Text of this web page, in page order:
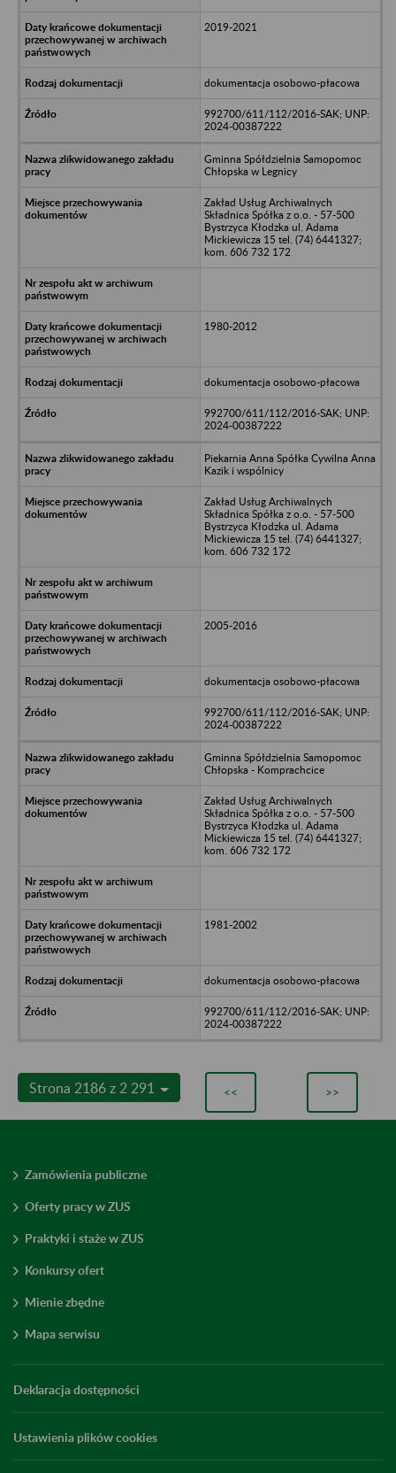
2019-2021
dokumentacja osobowo-płacowa
992700/611/112/2016-SAK; UNP:
2024-00387222
Gminna Spółdzielnia Samopomoc
Chłopska w Legnicy
Zakład Usług Archiwalnych
Składnica Spółka z o.o. - 57-500
Bystrzyca Kłodzka ul. Adama
Mickiewicza 15 tel. (74) 6441327;
kom. 606 732 172
1980-2012
dokumentacja osobowo-płacowa
992700/611/112/2016-SAK; UNP:
2024-00387222
Piekarnia Anna Spółka Cywilna Anna
Kazik i wspólnicy
Zakład Usług Archiwalnych
Składnica Spółka z o.o. - 57-500
Bystrzyca Kłodzka ul. Adama
Mickiewicza 15 tel. (74) 6441327;
kom. 606 732 172
2005-2016
dokumentacja osobowo-płacowa
992700/611/112/2016-SAK; UNP:
2024-00387222
Gminna Spółdzielnia Samopomoc
Chłopska - Komprachcice
Zakład Usług Archiwalnych
Składnica Spółka z o.o. - 57-500
Bystrzyca Kłodzka ul. Adama
Mickiewicza 15 tel. (74) 6441327;
kom. 606 732 172
1981-2002
dokumentacja osobowo-płacowa
992700/611/112/2016-SAK; UNP:
2024-00387222
Strona 2186 z 2 291 << >>
Zamówienia publiczne
Oferty pracy w ZUS
Praktyki i staże w ZUS
Konkursy ofert
Mienie zbędne
Mapa serwisu
Deklaracja dostępności
Ustawienia plików cookies